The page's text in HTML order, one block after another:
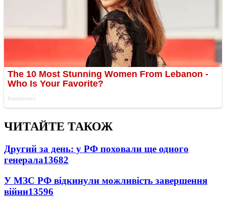
ЧИТАЙТЕ ТАКОЖ
Другий за день: у РФ поховали ще одного
генерала13682
У МЗС РФ відкинули можливість завершення
війни13596